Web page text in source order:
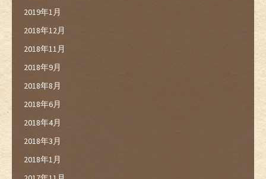
2019年1月
2018年12月
2018年11月
2018年9月
2018年8月
2018年6月
2018年4月
2018年3月
2018年1月